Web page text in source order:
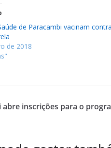
de Paracambi vacinam contra
de 2018
abre inscrições para o